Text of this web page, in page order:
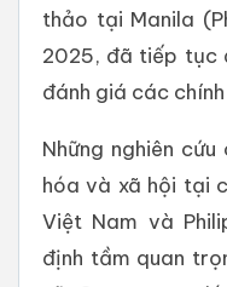
thảo tại Manila
2025, đã tiếp tục
đánh giá các
Những nghiên
hóa và xã hội tại
Việt Nam và
định tầm quan